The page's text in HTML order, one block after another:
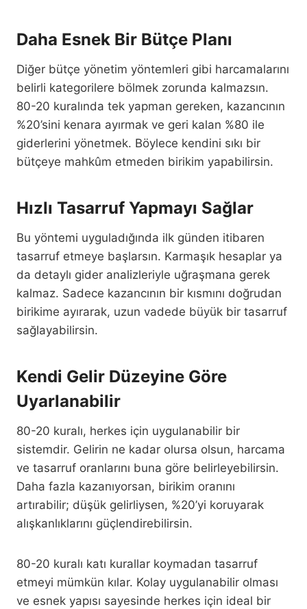
Daha Esnek Bir Bütçe Planı
Diğer bütçe yönetim yöntemleri gibi harcamalarını
belirli kategorilere bölmek zorunda kalmazsın.
80-20 kuralında tek yapman gereken, kazancının
%20’sini kenara ayırmak ve geri kalan %80 ile
giderlerini yönetmek. Böylece kendini sıkı bir
bütçeye mahkûm etmeden birikim yapabilirsin.
Hızlı Tasarruf Yapmayı Sağlar
Bu yöntemi uyguladığında ilk günden itibaren
tasarruf etmeye başlarsın. Karmaşık hesaplar ya
da detaylı gider analizleriyle uğraşmana gerek
kalmaz. Sadece kazancının bir kısmını doğrudan
birikime ayırarak, uzun vadede büyük bir tasarruf
sağlayabilirsin.
Kendi Gelir Düzeyine Göre
Uyarlanabilir
80-20 kuralı, herkes için uygulanabilir bir
sistemdir. Gelirin ne kadar olursa olsun, harcama
ve tasarruf oranlarını buna göre belirleyebilirsin.
Daha fazla kazanıyorsan, birikim oranını
artırabilir; düşük gelirliysen, %20’yi koruyarak
alışkanlıklarını güçlendirebilirsin.
80-20 kuralı katı kurallar koymadan tasarruf
etmeyi mümkün kılar. Kolay uygulanabilir olması
ve esnek yapısı sayesinde herkes için ideal bir